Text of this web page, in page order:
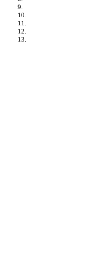
9.
10.
11.
12.
13.